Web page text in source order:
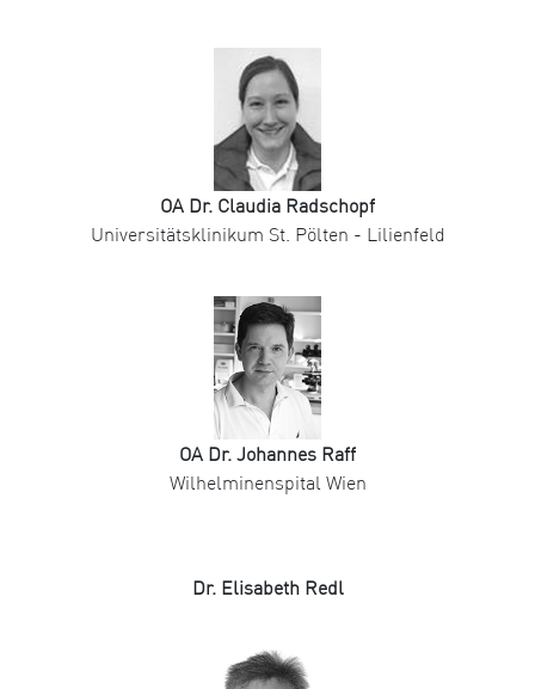
OA Dr. Claudia Radschopf
Universitätsklinikum St. Pölten - Lilienfeld
OA Dr. Johannes Raff
Wilhelminenspital Wien
Dr. Elisabeth Redl